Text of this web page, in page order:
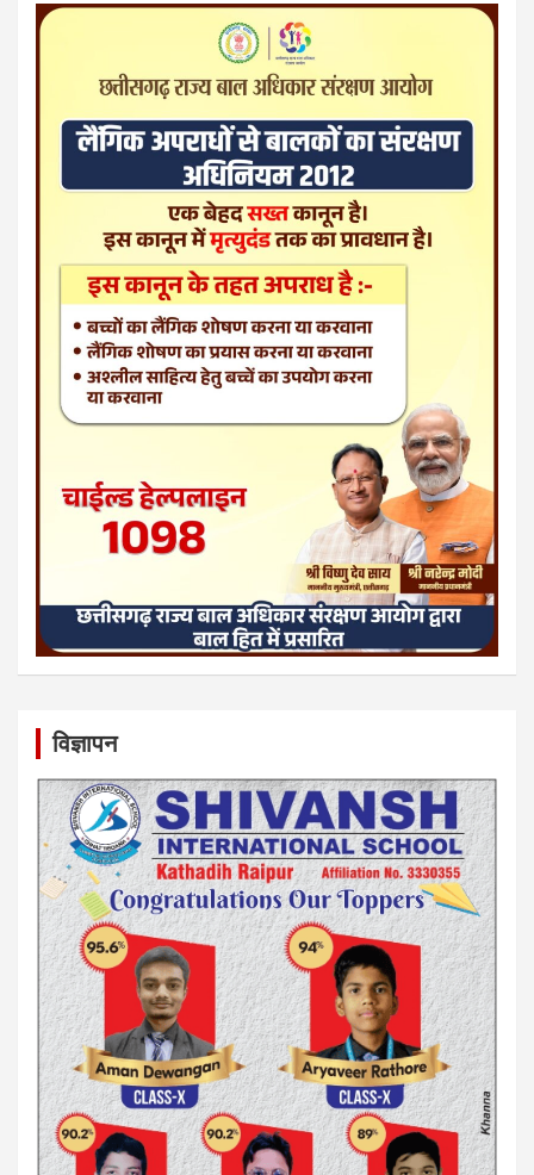
विज्ञापन